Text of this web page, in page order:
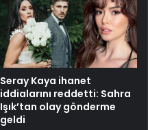
Seray Kaya ihanet
iddialarını reddetti: Sahra
Işık’tan olay gönderme
geldi